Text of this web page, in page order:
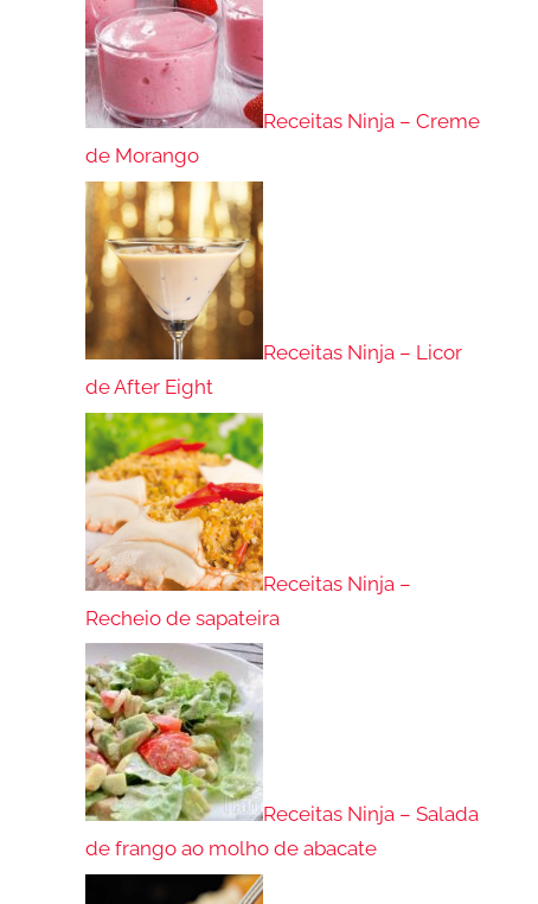
Receitas Ninja – Creme
de Morango
Receitas Ninja – Licor
de After Eight
Receitas Ninja –
Recheio de sapateira
Receitas Ninja – Salada
de frango ao molho de abacate